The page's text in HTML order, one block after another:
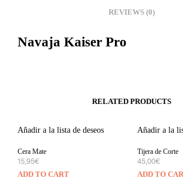
REVIEWS (0)
Navaja Kaiser Pro
RELATED PRODUCTS
Añadir a la lista de deseos
Cera Mate
15,95€
ADD TO CART
Añadir a la
Tijera de Corte
45,00€
ADD TO